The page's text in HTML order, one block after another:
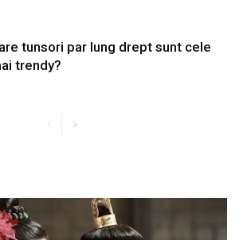
tunsori par lung drept sunt cele
trendy?